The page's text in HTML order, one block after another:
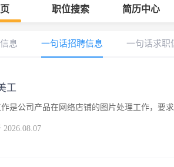
职位搜索 简历中心
息 一句话招聘信息 一句话求职
工
是公司产品在网络店铺的图片处理工作，要
2026.08.07